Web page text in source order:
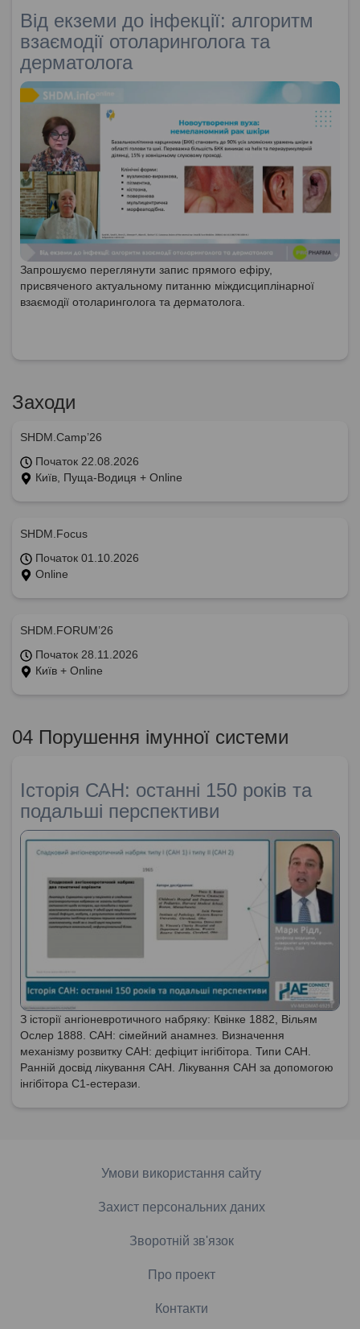
Від екземи до інфекції: алгоритм
взаємодії отоларинголога та
дерматолога
Запрошуємо переглянути запис прямого ефіру,
присвяченого актуальному питанню міждисциплінарної
взаємодії отоларинголога та дерматолога.
Заходи
SHDM.Camp’26
Початок 22.08.2026
Київ, Пуща-Водиця + Online
SHDM.Focus
Початок 01.10.2026
Online
SHDM.FORUM’26
Початок 28.11.2026
Київ + Online
04 Порушення імунної системи
Історія САН: останні 150 років та
подальші перспективи
З історії ангіоневротичного набряку: Квінке 1882, Вільям
Ослер 1888. САН: сімейний анамнез. Визначення
механізму розвитку САН: дефіцит інгібітора. Типи САН.
Ранній досвід лікування САН. Лікування САН за допомогою
інгібітора С1-естерази.
Умови використання сайту
Захист персональних даних
Зворотній зв'язок
Про проект
Контакти